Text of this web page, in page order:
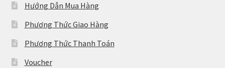
Hướng Dẫn Mua Hàng
Phương Thức Giao Hàng
Phương Thức Thanh Toán
Voucher